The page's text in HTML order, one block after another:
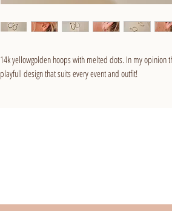
14k yellowgolden hoops with melted dots. In my opinion
playfull design that suits every event and outfit!